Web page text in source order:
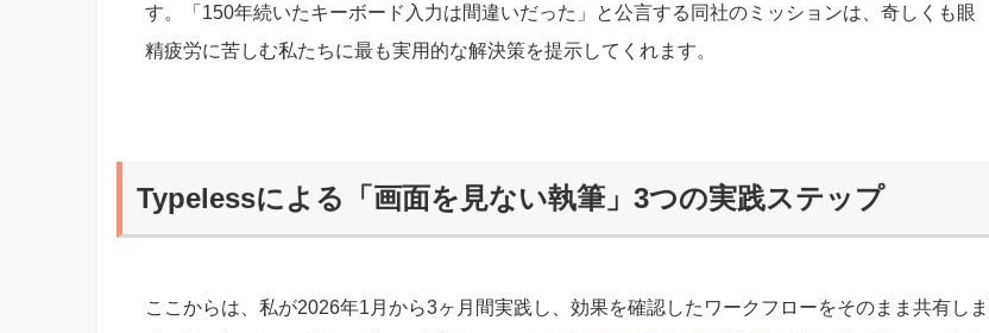
す。「150年続いたキーボード入力は間違いだった」と公言する同社のミッションは、奇しくも眼
精疲労に苦しむ私たちに最も実用的な解決策を提示してくれます。
Typelessによる「画面を見ない執筆」3つの実践ステップ
ここからは、私が2026年1月から3ヶ月間実践し、効果を確認したワークフローをそのまま共有しま